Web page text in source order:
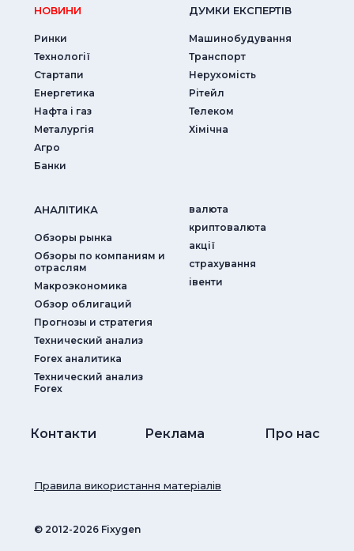
НОВИНИ
Ринки
Технології
Стартапи
Енергетика
Нафта і газ
Металургія
Агро
Банки
ДУМКИ ЕКСПЕРТIВ
Машинобудування
Транспорт
Нерухомість
Рітейл
Телеком
Хімічна
АНАЛIТИКА
Обзоры рынка
Обзоры по компаниям и
отраслям
Макроэкономика
Обзор облигаций
Прогнозы и стратегия
Технический анализ
Forex аналитика
Технический анализ
Forex
валюта
криптовалюта
акції
страхування
iвенти
Контакти Реклама Про нас
© ‎2012-2026 Fixygen
Правила використання матеріалів